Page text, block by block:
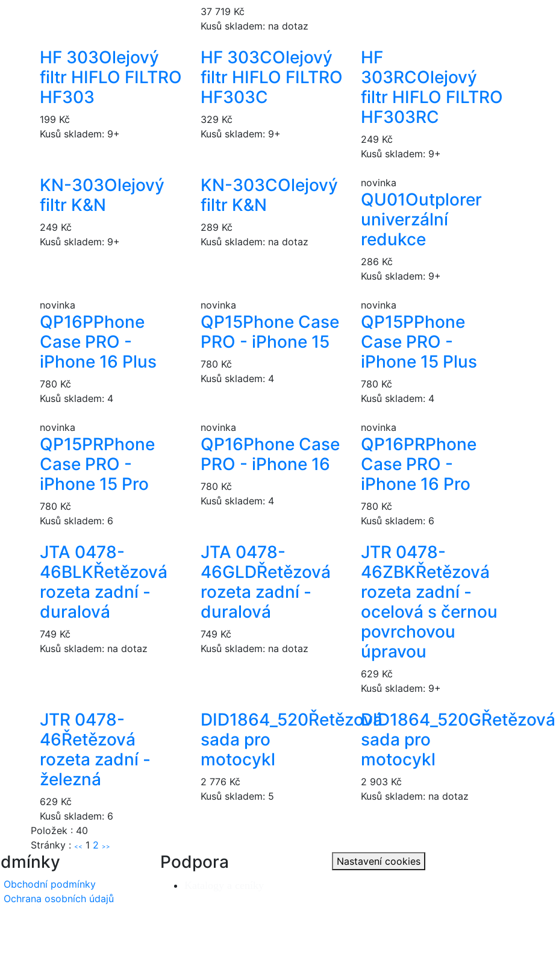
37 719 Kč
Kusů skladem: na dotaz
HF 303Olejový
filtr HIFLO FILTRO
HF303
199 Kč
Kusů skladem: 9+
HF 303COlejový
filtr HIFLO FILTRO
HF303C
329 Kč
Kusů skladem: 9+
HF
303RCOlejový
filtr HIFLO FILTRO
HF303RC
249 Kč
Kusů skladem: 9+
KN-303Olejový
filtr K&N
249 Kč
Kusů skladem: 9+
KN-303COlejový
filtr K&N
289 Kč
Kusů skladem: na dotaz
novinka
QU01Outplorer
univerzální
redukce
286 Kč
Kusů skladem: 9+
novinka
QP16PPhone
Case PRO -
iPhone 16 Plus
780 Kč
Kusů skladem: 4
novinka
QP15Phone Case
PRO - iPhone 15
780 Kč
Kusů skladem: 4
novinka
QP15PPhone
Case PRO -
iPhone 15 Plus
780 Kč
Kusů skladem: 4
novinka
QP15PRPhone
Case PRO -
iPhone 15 Pro
780 Kč
Kusů skladem: 6
novinka
QP16Phone Case
PRO - iPhone 16
780 Kč
Kusů skladem: 4
novinka
QP16PRPhone
Case PRO -
iPhone 16 Pro
780 Kč
Kusů skladem: 6
JTA 0478-
46BLKŘetězová
rozeta zadní -
duralová
749 Kč
Kusů skladem: na dotaz
JTA 0478-
46GLDŘetězová
rozeta zadní -
duralová
749 Kč
Kusů skladem: na dotaz
JTR 0478-
46ZBKŘetězová
rozeta zadní -
ocelová s černou
povrchovou
úpravou
629 Kč
Kusů skladem: 9+
JTR 0478-
46Řetězová
rozeta zadní -
železná
629 Kč
Kusů skladem: 6
DID1864_520Řetězová
sada pro
motocykl
2 776 Kč
Kusů skladem: 5
DID1864_520GŘetězová
sada pro
motocykl
2 903 Kč
Kusů skladem: na dotaz
Položek : 40
Stránky : << 1 2 >>
Obchodní podmínky
Ochrana osobních údajů
Podpora Nastavení cookies